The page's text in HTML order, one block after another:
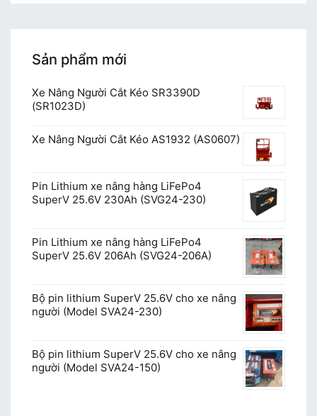
Sản phẩm mới
Xe Nâng Người Cắt Kéo SR3390D
(SR1023D)
Xe Nâng Người Cắt Kéo AS1932 (AS0607)
Pin Lithium xe nâng hàng LiFePo4
SuperV 25.6V 230Ah (SVG24-230)
Pin Lithium xe nâng hàng LiFePo4
SuperV 25.6V 206Ah (SVG24-206A)
Bộ pin lithium SuperV 25.6V cho xe nâng
người (Model SVA24-230)
Bộ pin lithium SuperV 25.6V cho xe nâng
người (Model SVA24-150)